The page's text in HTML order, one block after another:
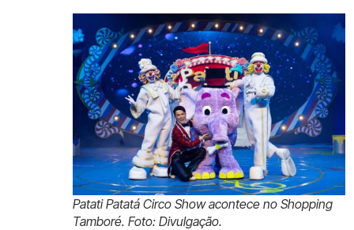
Patati Patatá Circo Show acontece no Shopping
Tamboré. Foto: Divulgação.